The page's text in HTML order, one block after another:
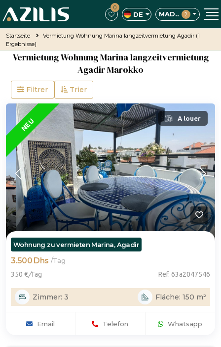
0
DE MAD.. 2
Startseite Vermietung Wohnung Marina langzeitvermietung Agadir (1
Ergebnisse)
Vermietung Wohnung Marina langzeitvermietung
Agadir Marokko
Filtrer Trier
VORGESTELLT
NEU A louer
Wohnung zu vermieten Marina, Agadir
3.500 Dhs /Tag
350 €/Tag Ref. 63a2047546
Zimmer: 3 Fläche: 150 m²
Email Telefon Whatsapp